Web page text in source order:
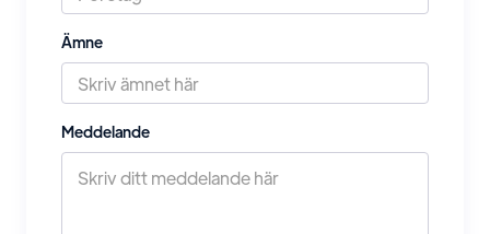
Ämne
Meddelande